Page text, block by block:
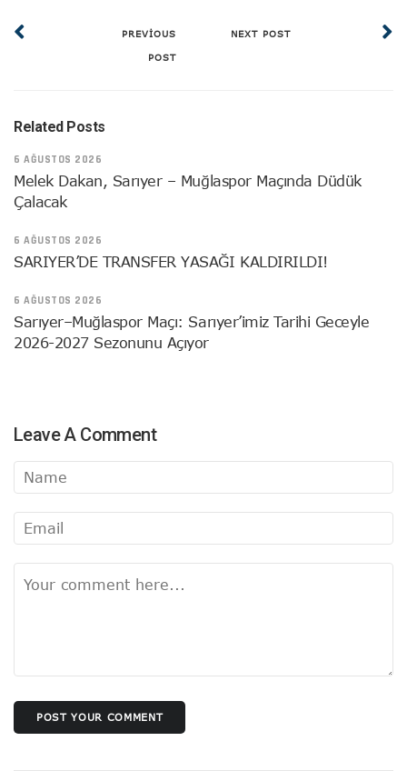
PREVIOUS
POST
NEXT POST
Related Posts
6 AĞUSTOS 2026
Melek Dakan, Sarıyer – Muğlaspor Maçında Düdük
Çalacak
6 AĞUSTOS 2026
SARIYER’DE TRANSFER YASAĞI KALDIRILDI!
6 AĞUSTOS 2026
Sarıyer–Muğlaspor Maçı: Sarıyer’imiz Tarihi Geceyle
2026-2027 Sezonunu Açıyor
Leave A Comment
POST YOUR COMMENT